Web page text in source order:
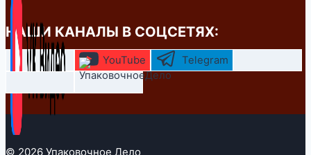
НАШИ КАНАЛЫ В СОЦСЕТЯХ:
YouTube Telegram
© 2026 Упаковочное Дело